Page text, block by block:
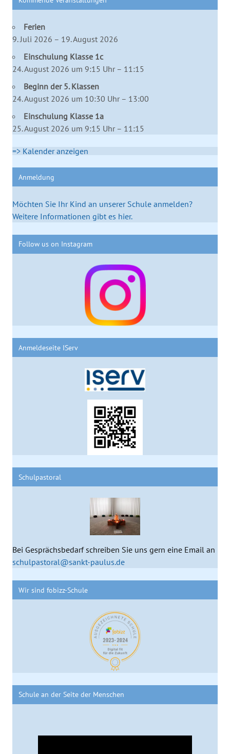
Ferien
9. Juli 2026 – 19. August 2026
Einschulung Klasse 1c
24. August 2026 um 9:15 Uhr – 11:15
Beginn der 5. Klassen
24. August 2026 um 10:30 Uhr – 13:00
Einschulung Klasse 1a
25. August 2026 um 9:15 Uhr – 11:15
=> Kalender anzeigen
Anmeldung
Möchten Sie Ihr Kind an unserer Schule anmelden?
Weitere Informationen gibt es hier.
Follow us on Instagram
Anmeldeseite IServ
Schulpastoral
Bei Gesprächsbedarf schreiben Sie uns gern eine Email an
schulpastoral@sankt-paulus.de
Wir sind fobizz-Schule
Schule an der Seite der Menschen